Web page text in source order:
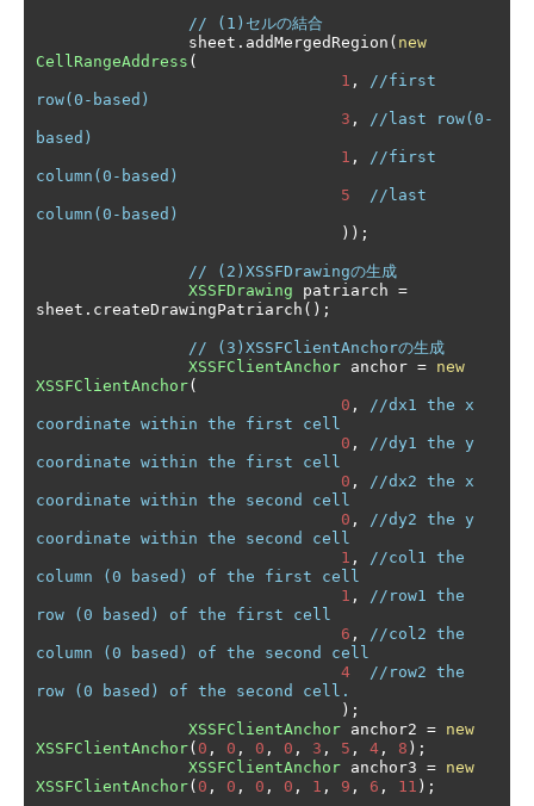
// (1)セルの結合
		sheet
. addMergedRegion ( new
CellRangeAddress (
1 ,
//first
row(0-based)
3 ,
//last row(0-
based)
1 ,
//first
column(0-based)
5
//last
column(0-based)
));
// (2)XSSFDrawingの生成
XSSFDrawing patriarch =
sheet . createDrawingPatriarch ();
// (3)XSSFClientAnchorの生成
XSSFClientAnchor anchor = new
XSSFClientAnchor(
0 ,
//dx1 the x
coordinate within the first cell
0 ,
//dy1 the y
coordinate within the first cell
0 ,
//dx2 the x
coordinate within the second cell
0 ,
//dy2 the y
coordinate within the second cell
1 ,
//col1 the
column (0 based) of the first cell
1 ,
//row1 the
row (0 based) of the first cell
6 ,
//col2 the
column (0 based) of the second cell
4
//row2 the
row (0 based) of the second cell.
);
XSSFClientAnchor anchor2 = new
XSSFClientAnchor( 0 , 0 , 0 , 0 , 3 , 5 , 4 , 8 );
XSSFClientAnchor anchor3 = new
XSSFClientAnchor( 0 , 0 , 0 , 0 , 1 , 9 , 6 , 11 );